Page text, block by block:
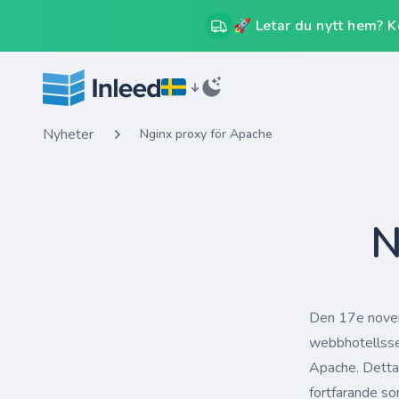
🚀 Letar du nytt hem?
Nyheter Nginx proxy för Apache
Den 17e
Apache.
fortfarande